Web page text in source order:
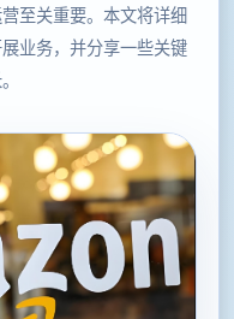
至关重要。本文将详细
业务，并分享一些关键